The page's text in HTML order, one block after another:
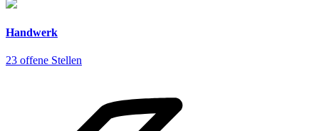
Handwerk
23 offene Stellen